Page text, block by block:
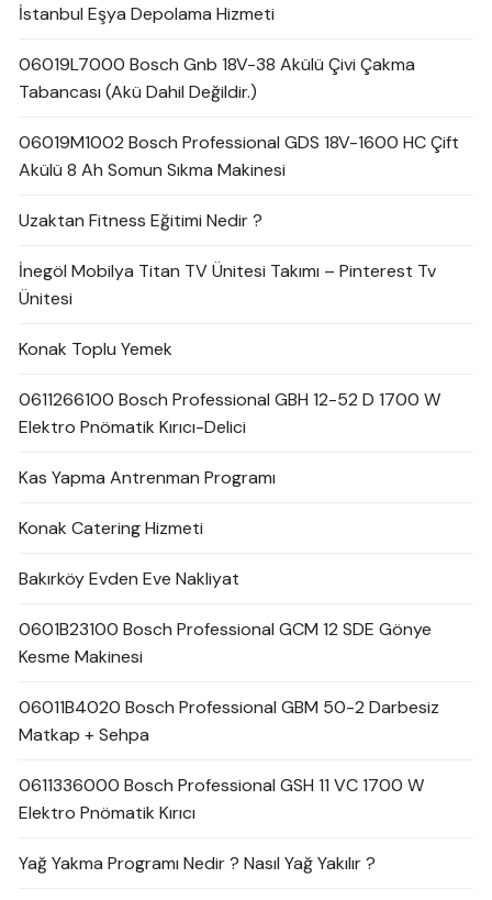
İstanbul Eşya Depolama Hizmeti
06019L7000 Bosch Gnb 18V-38 Akülü Çivi Çakma
Tabancası (Akü Dahil Değildir.)
06019M1002 Bosch Professional GDS 18V-1600 HC Çift
Akülü 8 Ah Somun Sıkma Makinesi
Uzaktan Fitness Eğitimi Nedir ?
İnegöl Mobilya Titan TV Ünitesi Takımı – Pinterest Tv
Ünitesi
Konak Toplu Yemek
0611266100 Bosch Professional GBH 12-52 D 1700 W
Elektro Pnömatik Kırıcı-Delici
Kas Yapma Antrenman Programı
Konak Catering Hizmeti
Bakırköy Evden Eve Nakliyat
0601B23100 Bosch Professional GCM 12 SDE Gönye
Kesme Makinesi
06011B4020 Bosch Professional GBM 50-2 Darbesiz
Matkap + Sehpa
0611336000 Bosch Professional GSH 11 VC 1700 W
Elektro Pnömatik Kırıcı
Yağ Yakma Programı Nedir ? Nasıl Yağ Yakılır ?